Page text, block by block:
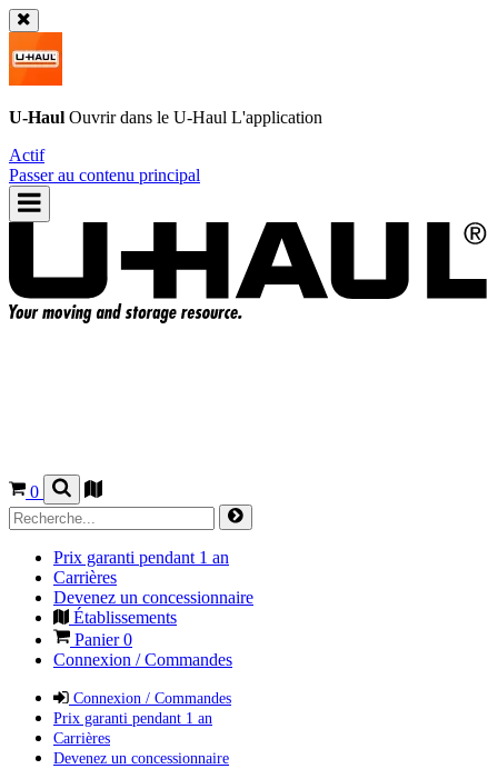
U-Haul Ouvrir dans le U-Haul L'application
Actif
Passer au contenu principal
0
Prix garanti pendant 1 an
Carrières
Devenez un concessionnaire
Établissements
Panier0
Connexion / Commandes
Connexion / Commandes
Prix garanti pendant 1 an
Carrières
Devenez un concessionnaire